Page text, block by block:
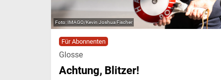
IMAGO/Kevin Joshua Fischer
Für Abonnenten
Glosse
Achtung, Blitzer!